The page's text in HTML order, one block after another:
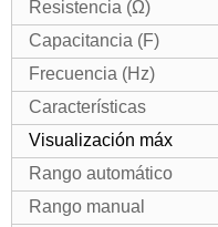
Resistencia (Ω)
Capacitancia (F)
Frecuencia (Hz)
Características
Visualización máx
Rango automático
Rango manual